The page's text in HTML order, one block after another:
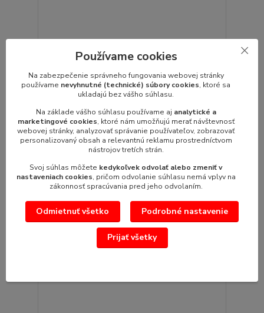
Plošinová váha TCS-600Z
overenia - zvuková signalizácia pri p...
ks
Pridať do košíka
Používame cookies
Na zabezpečenie správneho fungovania webovej stránky
používame nevyhnutné (technické) súbory cookies, ktoré sa
ukladajú bez vášho súhlasu.
Na základe vášho súhlasu používame aj analytické a
marketingové cookies, ktoré nám umožňujú merať návštevnosť
webovej stránky, analyzovať správanie používateľov, zobrazovať
personalizovaný obsah a relevantnú reklamu prostredníctvom
nástrojov tretích strán.
Svoj súhlas môžete kedykoľvek odvolať alebo zmeniť v
nastaveniach cookies, pričom odvolanie súhlasu nemá vplyv na
zákonnosť spracúvania pred jeho odvolaním.
Odmietnuť všetko Podrobné nastavenie
Prijať všetky